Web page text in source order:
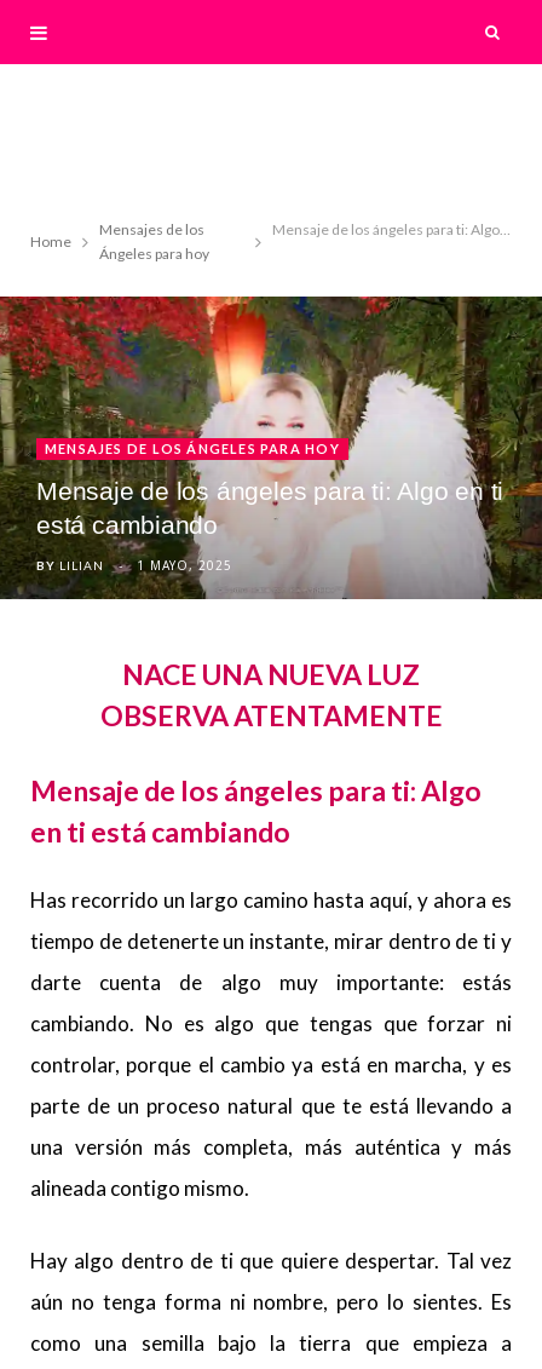
Home
Mensajes de los
Ángeles para hoy
Mensaje de los ángeles para ti: Algo en ti está cambiando
MENSAJES DE LOS ÁNGELES PARA HOY
Mensaje de los ángeles para ti: Algo en ti
está cambiando
BY LILIAN 1 MAYO, 2025
NACE UNA NUEVA LUZ
OBSERVA ATENTAMENTE
Mensaje de los ángeles para ti: Algo
en ti está cambiando
Has recorrido un largo camino hasta aquí, y ahora es
tiempo de detenerte un instante, mirar dentro de ti y
darte cuenta de algo muy importante: estás
cambiando. No es algo que tengas que forzar ni
controlar, porque el cambio ya está en marcha, y es
parte de un proceso natural que te está llevando a
una versión más completa, más auténtica y más
alineada contigo mismo.
Hay algo dentro de ti que quiere despertar. Tal vez
aún no tenga forma ni nombre, pero lo sientes. Es
como una semilla bajo la tierra que empieza a